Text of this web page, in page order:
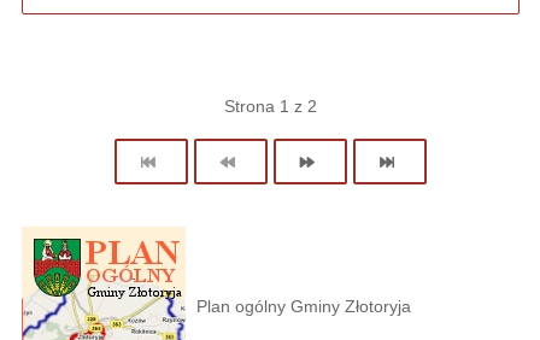
Strona 1 z 2
Plan ogólny Gminy Złotoryja